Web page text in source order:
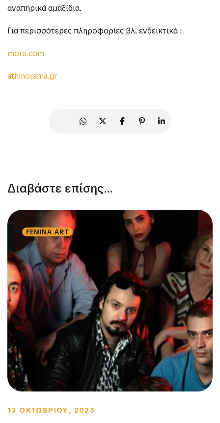
αναπηρικά αμαξίδια.
Για περισσότερες πληροφορίες βλ. ενδεικτικά :
more.com
athinorama.gr
Διαβάστε επίσης...
FEMINA ART
13 ΟΚΤΩΒΡΙΟΥ, 2025